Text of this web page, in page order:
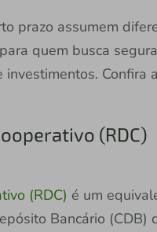
prazo assumem
para quem busca
Confira
(RDC)
(RDC) é um
Bancário (CDB)